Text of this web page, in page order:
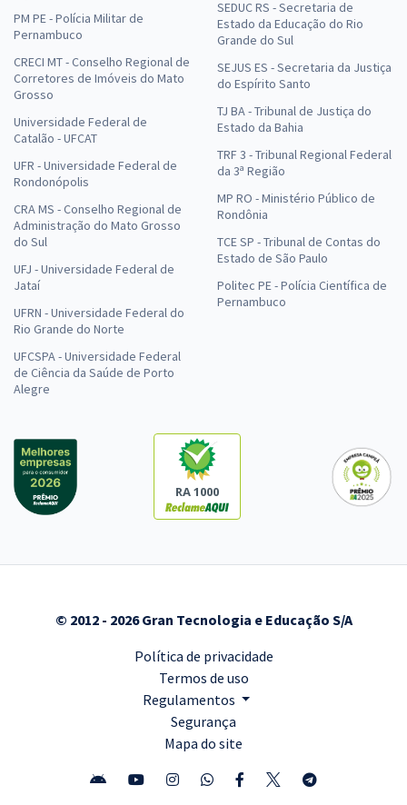
PM PE - Polícia Militar de
Pernambuco
CRECI MT - Conselho Regional de
Corretores de Imóveis do Mato
Grosso
Universidade Federal de
Catalão - UFCAT
UFR - Universidade Federal de
Rondonópolis
CRA MS - Conselho Regional de
Administração do Mato Grosso
do Sul
UFJ - Universidade Federal de
Jataí
UFRN - Universidade Federal do
Rio Grande do Norte
UFCSPA - Universidade Federal
de Ciência da Saúde de Porto
Alegre
SEDUC RS - Secretaria de
Estado da Educação do Rio
Grande do Sul
SEJUS ES - Secretaria da Justiça
do Espírito Santo
TJ BA - Tribunal de Justiça do
Estado da Bahia
TRF 3 - Tribunal Regional Federal
da 3ª Região
MP RO - Ministério Público de
Rondônia
TCE SP - Tribunal de Contas do
Estado de São Paulo
Politec PE - Polícia Científica de
Pernambuco
RA 1000
© 2012 - 2026 Gran Tecnologia e Educação S/A
Política de privacidade
Termos de uso
Regulamentos
Segurança
Mapa do site